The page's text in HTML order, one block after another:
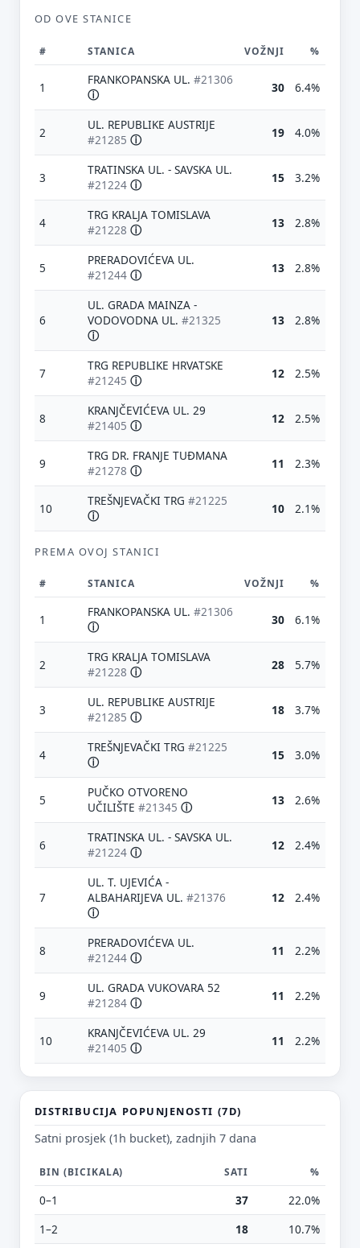
OD OVE STANICE
# STANICA VOŽNJI %
1
FRANKOPANSKA UL. #21306
ⓘ
30 6.4%
2
UL. REPUBLIKE AUSTRIJE
#21285 ⓘ 19 4.0%
3
TRATINSKA UL. - SAVSKA UL.
#21224 ⓘ 15 3.2%
4
TRG KRALJA TOMISLAVA
#21228 ⓘ 13 2.8%
5
PRERADOVIĆEVA UL.
#21244 ⓘ 13 2.8%
6
UL. GRADA MAINZA -
VODOVODNA UL. #21325
ⓘ
13 2.8%
7
TRG REPUBLIKE HRVATSKE
#21245 ⓘ 12 2.5%
8
KRANJČEVIĆEVA UL. 29
#21405 ⓘ 12 2.5%
9
TRG DR. FRANJE TUĐMANA
#21278 ⓘ 11 2.3%
10
TREŠNJEVAČKI TRG #21225
ⓘ
10 2.1%
PREMA OVOJ STANICI
# STANICA VOŽNJI %
1
FRANKOPANSKA UL. #21306
ⓘ
30 6.1%
2
TRG KRALJA TOMISLAVA
#21228 ⓘ 28 5.7%
3
UL. REPUBLIKE AUSTRIJE
#21285 ⓘ 18 3.7%
4
TREŠNJEVAČKI TRG #21225
ⓘ
15 3.0%
5
PUČKO OTVORENO
UČILIŠTE #21345 ⓘ 13 2.6%
6
TRATINSKA UL. - SAVSKA UL.
#21224 ⓘ 12 2.4%
7
UL. T. UJEVIĆA -
ALBAHARIJEVA UL. #21376
ⓘ
12 2.4%
8
PRERADOVIĆEVA UL.
#21244 ⓘ 11 2.2%
9
UL. GRADA VUKOVARA 52
#21284 ⓘ 11 2.2%
10
KRANJČEVIĆEVA UL. 29
#21405 ⓘ 11 2.2%
DISTRIBUCIJA POPUNJENOSTI (7D)
Satni prosjek (1h bucket), zadnjih 7 dana
BIN (BICIKALA) SATI %
0–1 37
22.0%
1–2
18 10.7%
Predloži poboljšanje ove stranice
Što bi ti ovdje bilo korisno? Koje pitanje želiš da ova
stranica može odgovoriti? (npr. “kada je
najpraznije?”, “što znači ovaj skok?”, “što još
usporediti?”)